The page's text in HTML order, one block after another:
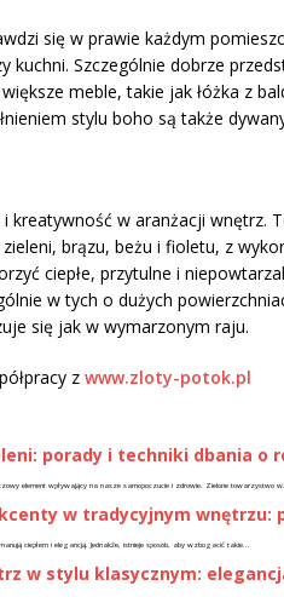
się w prawie każdym
kuchni. Szczególnie dobrze
meble, takie jak łóżka z
stylu boho są także
kreatywność w aranżacji wnętrz.
brązu, beżu i fioletu, z
ciepłe, przytulne i
w tych o dużych
się jak w wymarzonym raju.
z www.zloty-potok.pl
porady i techniki dbania o
element wpływający na nasze samopoczucie i zdrowie. Zielone towarzystwo
w tradycyjnym wnętrzu:
ciepłem i elegancją. Jednakże, istnieje sposób, aby wzbogacić takie...
w stylu klasycznym: